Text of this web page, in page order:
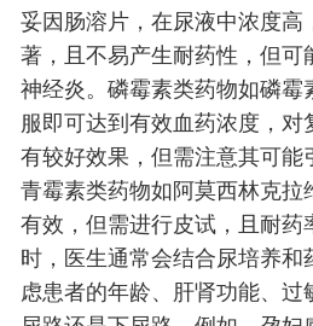
妥因肠溶片，在尿液中浓度高
著，且不易产生耐药性，但可
神经炎。磷霉素类药物如磷霉
服即可达到有效血药浓度，
有较好效果，但需注意其可能
青霉素类药物如阿莫西林克拉
有效，但需进行皮试，且耐药
时，医生通常会结合尿培养和
虑患者的年龄、肝肾功能、过